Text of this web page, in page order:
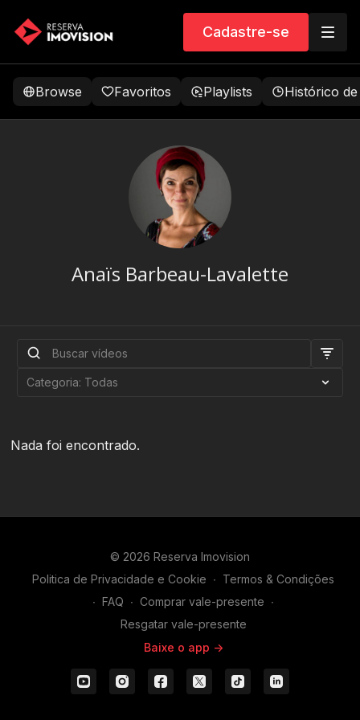
Cadastre-se
Browse Favoritos Playlists Histórico
Anaïs Barbeau-Lavalette
Nada foi encontrado.
© 2026 Reserva Imovision
Politica de Privacidade e Cookie ∙ Termos & Condições
∙ FAQ ∙ Comprar vale-presente ∙
Resgatar vale-presente
Baixe o app ->